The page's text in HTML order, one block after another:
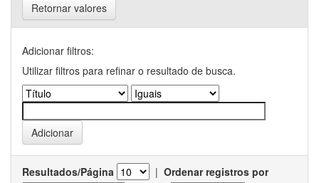
Retornar valores
Adicionar filtros:
Utilizar filtros para refinar o resultado de busca.
Resultados/Página | Ordenar registros por